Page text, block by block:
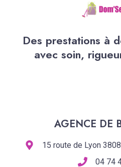
Des prestations à
avec soin,
AGENCE DE
15 route de Lyon
04 74